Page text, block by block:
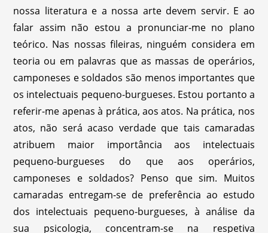
nossa literatura e a nossa arte devem servir. E ao
falar assim não estou a pronunciar-me no plano
teórico. Nas nossas fileiras, ninguém considera em
teoria ou em palavras que as massas de operários,
camponeses e soldados são menos importantes que
os intelectuais pequeno-burgueses. Estou portanto a
referir-me apenas à prática, aos atos. Na prática, nos
atos, não será acaso verdade que tais camaradas
atribuem maior importância aos intelectuais
pequeno-burgueses do que aos operários,
camponeses e soldados? Penso que sim. Muitos
camaradas entregam-se de preferência ao estudo
dos intelectuais pequeno-burgueses, à análise da
sua psicologia, concentram-se na respetiva